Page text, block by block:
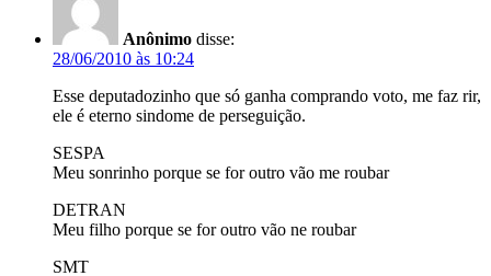
Anônimo disse:
28/06/2010 às 10:24
Esse deputadozinho que só ganha comprando voto, me faz rir,
ele é eterno sindome de perseguição.
SESPA
Meu sonrinho porque se for outro vão me roubar
DETRAN
Meu filho porque se for outro vão ne roubar
SMT